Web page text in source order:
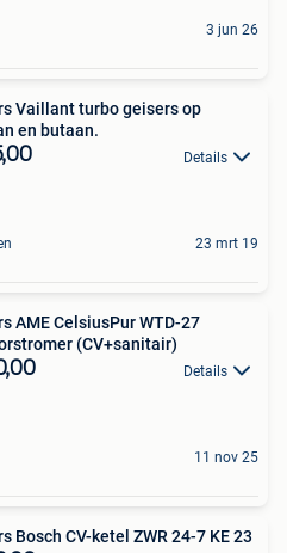
3 jun 26
op
en butaan.
Details
23 mrt 19
AME CelsiusPur WTD-27
(CV+sanitair)
Details
11 nov 25
Bosch CV-ketel ZWR 24-7 KE 23